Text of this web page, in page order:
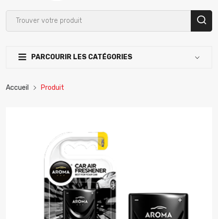
PARCOURIR LES CATÉGORIES
Accueil Produit